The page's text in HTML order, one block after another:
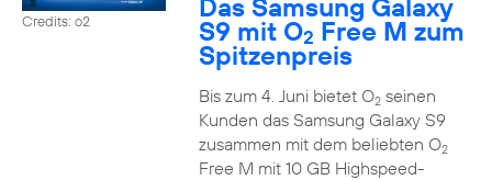
Credits: o2 Das Samsung Galaxy
S9 mit O2 Free M zum
Spitzenpreis
Bis zum 4. Juni bietet O2seinen
Kunden das Samsung Galaxy S9
zusammen mit dem beliebten O2
Free M mit 10 GB Highspeed-